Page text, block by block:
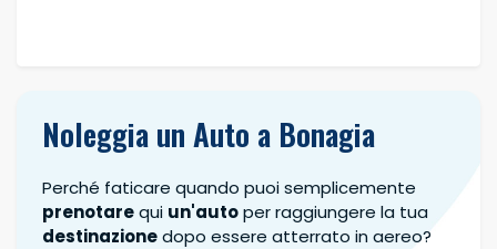
Noleggia un Auto a Bonagia
Perché faticare quando puoi semplicemente
prenotarequi un'autoper raggiungere la tua
destinazionedopo essere atterrato in aereo?